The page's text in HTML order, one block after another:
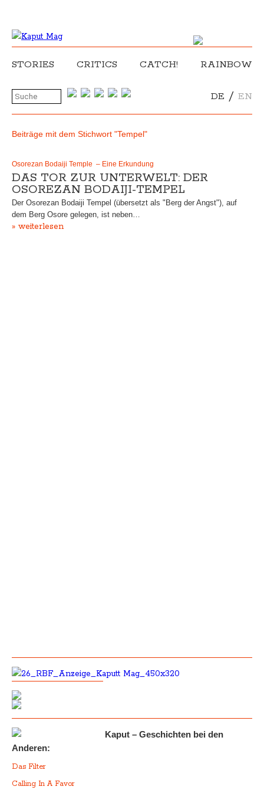
STORIES CRITICS CATCH! RAINBOW
DE / EN
Beiträge mit dem Stichwort "Tempel"
Osorezan Bodaiji Temple – Eine Erkundung
DAS TOR ZUR UNTERWELT: DER
OSOREZAN BODAIJI-TEMPEL
Der Osorezan Bodaiji Tempel (übersetzt als "Berg der Angst"), auf
dem Berg Osore gelegen, ist neben…
» weiterlesen
Kaput – Geschichten bei den
Anderen:
Das Filter
Calling In A Favor